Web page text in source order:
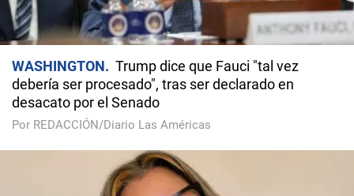
WASHINGTON
Trump dice que Fauci "tal vez
debería ser procesado", tras ser declarado en
desacato por el Senado
Por REDACCIÓN/Diario Las Américas